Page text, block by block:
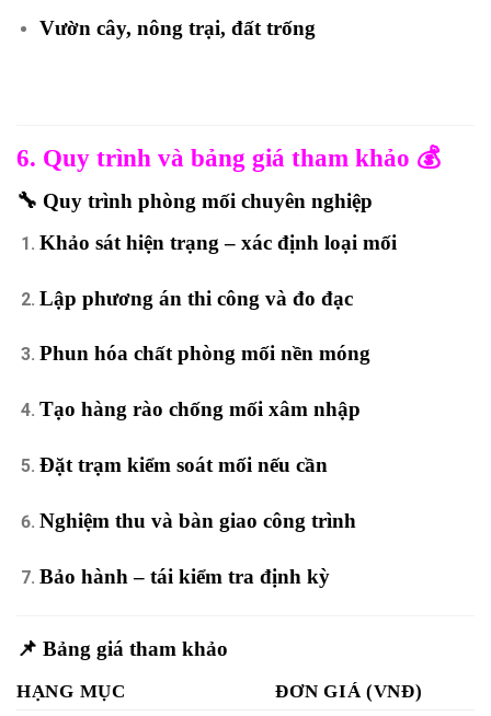
Vườn cây, nông trại, đất trống
6. Quy trình và bảng giá tham khảo 💰
🔧 Quy trình phòng mối chuyên nghiệp
Khảo sát hiện trạng – xác định loại mối
Lập phương án thi công và đo đạc
Phun hóa chất phòng mối nền móng
Tạo hàng rào chống mối xâm nhập
Đặt trạm kiểm soát mối nếu cần
Nghiệm thu và bàn giao công trình
Bảo hành – tái kiểm tra định kỳ
📌 Bảng giá tham khảo
HẠNG MỤC
ĐƠN GIÁ (VNĐ)